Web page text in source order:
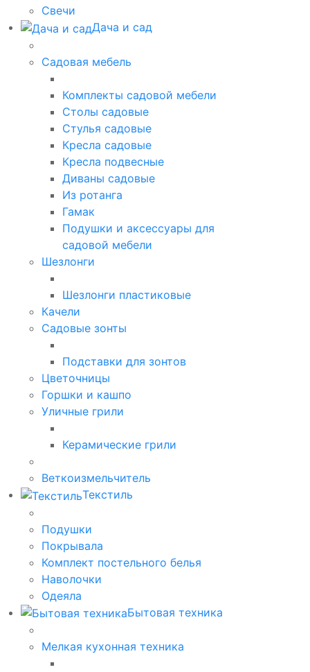
Свечи
Дача и сад
Садовая мебель
Комплекты садовой мебели
Столы садовые
Стулья садовые
Кресла садовые
Кресла подвесные
Диваны садовые
Из ротанга
Гамак
Подушки и аксессуары для
садовой мебели
Шезлонги
Шезлонги пластиковые
Качели
Садовые зонты
Подставки для зонтов
Цветочницы
Горшки и кашпо
Уличные грили
Керамические грили
Веткоизмельчитель
Текстиль
Подушки
Покрывала
Комплект постельного белья
Наволочки
Одеяла
Бытовая техника
Мелкая кухонная техника